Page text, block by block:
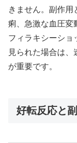
きません。副作用
痢、急激な血圧変
フィラキシーショ
見られた場合は、
が重要です。
好転反応と